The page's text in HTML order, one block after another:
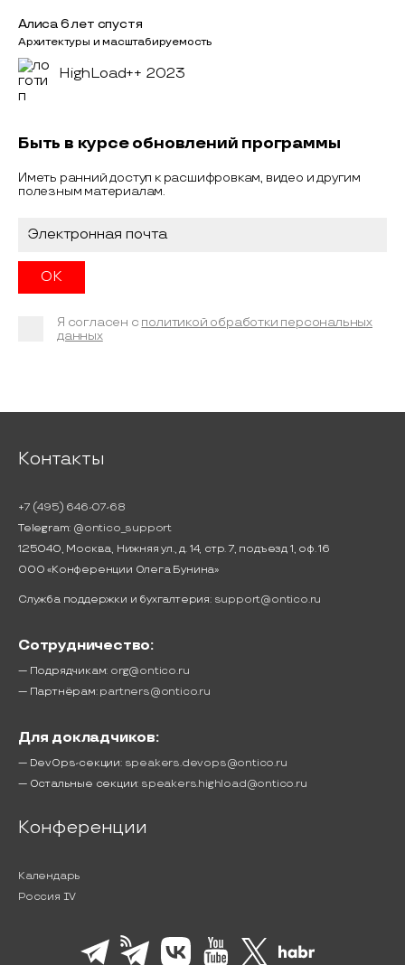
Алиса 6 лет спустя
Архитектуры и масштабируемость
HighLoad++ 2023
Быть в курсе обновлений программы
Иметь ранний доступ к расшифровкам, видео и другим
полезным материалам.
Я согласен с политикой обработки персональных
данных
Контакты
+7 (495) 646-07-68
Telegram: @ontico_support
125040, Москва, Нижняя ул., д. 14, стр. 7, подъезд 1, оф. 16
ООО «Конференции Олега Бунина»
Служба поддержки и бухгалтерия: support@ontico.ru
Сотрудничество:
— Подрядчикам: org@ontico.ru
— Партнёрам: partners@ontico.ru
Для докладчиков:
— DevOps-секции: speakers.devops@ontico.ru
— Остальные секции: speakers.highload@ontico.ru
Конференции
Календарь
Россия IV